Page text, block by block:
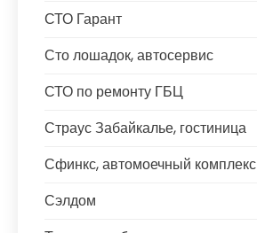
СТО Гарант
Сто лошадок, автосервис
СТО по ремонту ГБЦ
Страус Забайкалье, гостиница
Сфинкс, автомоечный комплекс
Сэлдом